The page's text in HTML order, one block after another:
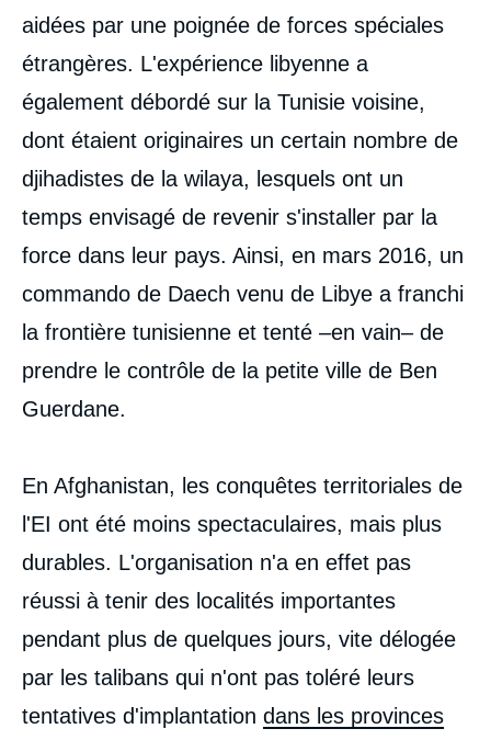
aidées par une poignée de forces spéciales
étrangères. L'expérience libyenne a
également débordé sur la Tunisie voisine,
dont étaient originaires un certain nombre de
djihadistes de la wilaya, lesquels ont un
temps envisagé de revenir s'installer par la
force dans leur pays. Ainsi, en mars 2016, un
commando de Daech venu de Libye a franchi
la frontière tunisienne et tenté –en vain– de
prendre le contrôle de la petite ville de Ben
Guerdane.
En Afghanistan, les conquêtes territoriales de
l'EI ont été moins spectaculaires, mais plus
durables. L'organisation n'a en effet pas
réussi à tenir des localités importantes
pendant plus de quelques jours, vite délogée
par les talibans qui n'ont pas toléré leurs
tentatives d'implantation dans les provinces